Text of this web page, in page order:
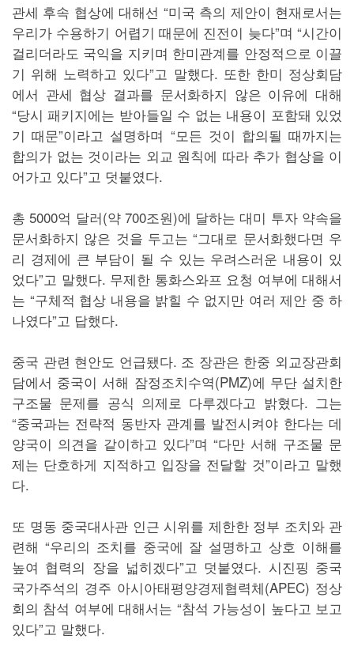
관세 후속 협상에 대해선 “미국 측의 제안이 현재로서는
우리가 수용하기 어렵기 때문에 진전이 늦다”며 “시간이
걸리더라도 국익을 지키며 한미관계를 안정적으로 이끌
기 위해 노력하고 있다”고 말했다. 또한 한미 정상회담
에서 관세 협상 결과를 문서화하지 않은 이유에 대해
“당시 패키지에는 받아들일 수 없는 내용이 포함돼 있었
기 때문”이라고 설명하며 “모든 것이 합의될 때까지는
합의가 없는 것이라는 외교 원칙에 따라 추가 협상을 이
어가고 있다”고 덧붙였다.
총 5000억 달러(약 700조원)에 달하는 대미 투자 약속을
문서화하지 않은 것을 두고는 “그대로 문서화했다면 우
리 경제에 큰 부담이 될 수 있는 우려스러운 내용이 있
었다”고 말했다. 무제한 통화스와프 요청 여부에 대해서
는 “구체적 협상 내용을 밝힐 수 없지만 여러 제안 중 하
나였다”고 답했다.
중국 관련 현안도 언급됐다. 조 장관은 한중 외교장관회
담에서 중국이 서해 잠정조치수역(PMZ)에 무단 설치한
구조물 문제를 공식 의제로 다루겠다고 밝혔다. 그는
“중국과는 전략적 동반자 관계를 발전시켜야 한다는 데
양국이 의견을 같이하고 있다”며 “다만 서해 구조물 문
제는 단호하게 지적하고 입장을 전달할 것”이라고 말했
다.
또 명동 중국대사관 인근 시위를 제한한 정부 조치와 관
련해 “우리의 조치를 중국에 잘 설명하고 상호 이해를
높여 협력의 장을 넓히겠다”고 덧붙였다. 시진핑 중국
국가주석의 경주 아시아태평양경제협력체(APEC) 정상
회의 참석 여부에 대해서는 “참석 가능성이 높다고 보고
있다”고 말했다.